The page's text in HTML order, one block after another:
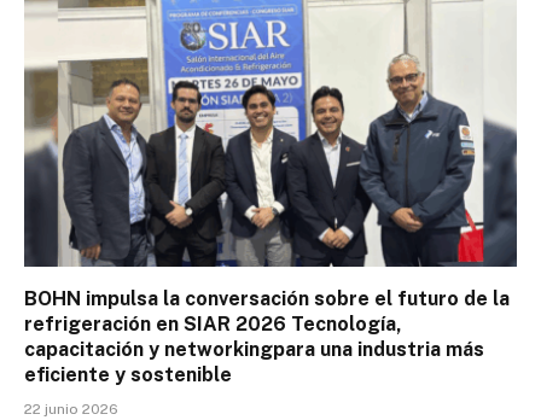
BOHN impulsa la conversación sobre el futuro de la
refrigeración en SIAR 2026 Tecnología,
capacitación y networkingpara una industria más
eficiente y sostenible
22 junio 2026